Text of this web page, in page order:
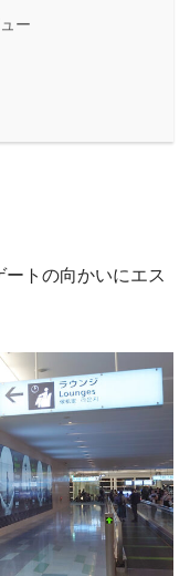
ー
トの向かいにエス